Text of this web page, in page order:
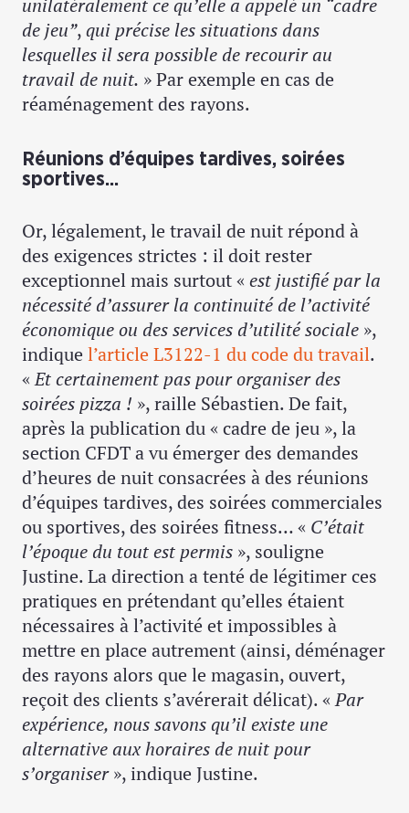
unilatéralement ce qu’elle a appelé un “cadre
de jeu”,qui précise les situations dans
lesquelles il sera possible de recourir au
travail de nuit. » Par exemple en cas de
réaménagement des rayons.
Réunions d’équipes tardives, soirées
sportives...
Or, légalement, le travail de nuit répond à
des exigences strictes : il doit rester
exceptionnel mais surtout « est justifié par la
nécessité d’assurer la continuité de l’activité
économique ou des services d’utilité sociale »,
indique l’article L3122-1 du code du travail.
«Et certainement pas pour organiser des
soirées pizza ! », raille Sébastien. De fait,
après la publication du « cadre de jeu », la
section CFDT a vu émerger des demandes
d’heures de nuit consacrées à des réunions
d’équipes tardives, des soirées commerciales
ou sportives, des soirées fitness… « C’était
l’époque du tout est permis », souligne
Justine. La direction a tenté de légitimer ces
pratiques en prétendant qu’elles étaient
nécessaires à l’activité et impossibles à
mettre en place autrement (ainsi, déménager
des rayons alors que le magasin, ouvert,
reçoit des clients s’avérerait délicat). «Par
expérience, nous savons qu’il existe une
alternative aux horaires de nuit pour
s’organiser», indique Justine.